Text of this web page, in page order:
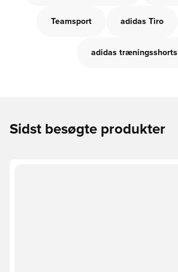
Teamsport adidas Tiro
adidas træningsshorts
Sidst besøgte produkter